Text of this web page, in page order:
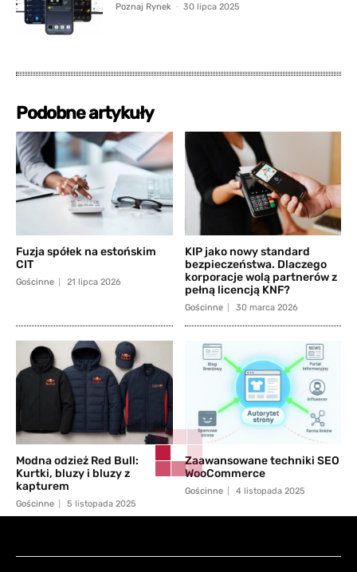
Poznaj Rynek - 30 lipca 2025
Podobne artykuły
Fuzja spółek na estońskim
CIT
Gościnne 21 lipca 2026
KIP jako nowy standard
bezpieczeństwa. Dlaczego
korporacje wolą partnerów z
pełną licencją KNF?
Gościnne 30 marca 2026
Modna odzież Red Bull:
Kurtki, bluzy i bluzy z
kapturem
Gościnne 5 listopada 2025
Zaawansowane techniki SEO
WooCommerce
Gościnne 4 listopada 2025